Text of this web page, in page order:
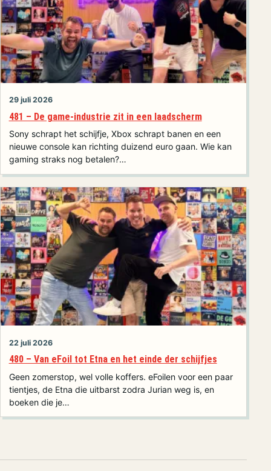
29 juli 2026
481 – De game-industrie zit in een laadscherm
Sony schrapt het schijfje, Xbox schrapt banen en een
nieuwe console kan richting duizend euro gaan. Wie kan
gaming straks nog betalen?…
22 juli 2026
480 – Van eFoil tot Etna en het einde der schijfjes
Geen zomerstop, wel volle koffers. eFoilen voor een paar
tientjes, de Etna die uitbarst zodra Jurian weg is, en
boeken die je…